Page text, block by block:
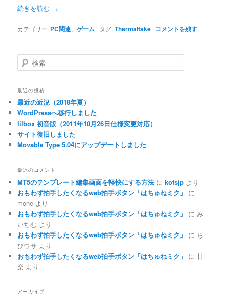
続きを読む →
カテゴリー: PC関連 、ゲーム | タグ:Thermaltake | コメントを残す
検
索
最近の投稿
最近の近況（2018年夏）
WordPressへ移行しました
lilbox 初音版（2011年10月26日仕様変更対応）
サイト復旧しました
Movable Type 5.04にアップデートしました
最近のコメント
MT5のテンプレート編集画面を軽快にする方法にkotsjp より
おもわず拍手したくなるweb拍手ボタン「はちゅねミク」
に
mohe より
おもわず拍手したくなるweb拍手ボタン「はちゅねミク」
にみ
いちむ より
おもわず拍手したくなるweb拍手ボタン「はちゅねミク」
に ち
びウサ より
おもわず拍手したくなるweb拍手ボタン「はちゅねミク」
に甘
楽 より
アーカイブ